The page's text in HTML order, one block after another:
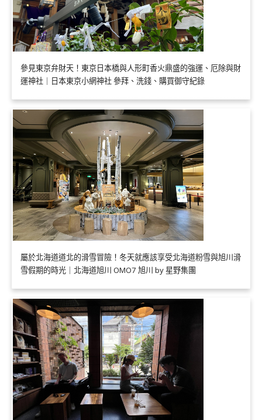
參見東京弁財天！東京日本橋與人形町香火鼎盛的強運、厄除與財
運神社｜日本東京小網神社 參拜、洗錢、購買御守紀錄
屬於北海道道北的滑雪冒險！冬天就應該享受北海道粉雪與旭川滑
雪假期的時光｜北海道旭川 OMO7 旭川 by 星野集團